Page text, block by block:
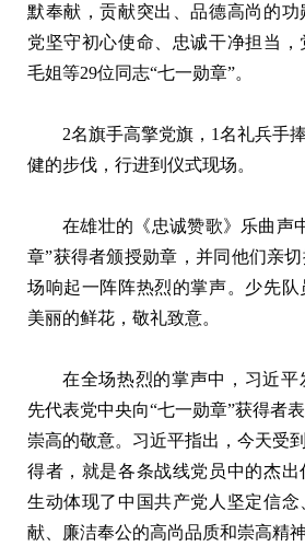
默奉献，贡献突出、品德高尚的
党坚守初心使命、忠诚干净担当，
毛姐等29位同志“七一勋章”。
2名旗手高擎党旗，1名礼兵手
健的步伐，行进到仪式现场。
在雄壮的《忠诚赞歌》乐曲声
章”获得者颁授勋章，并同他们亲
场响起一阵阵热烈的掌声。少先队
美丽的鲜花，敬礼致意。
在全场热烈的掌声中，习近
先代表党中央向“七一勋章”获得者
崇高的敬意。习近平指出，今天受
得者，就是各条战线党员中的杰出
生动体现了中国共产党人坚定信
献、廉洁奉公的高尚品质和崇高精神